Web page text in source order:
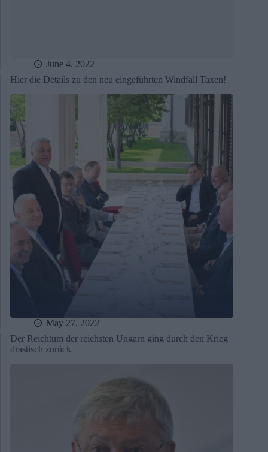
June 4, 2022
Hier die Details zu den neu eingeführten Windfall Taxen!
May 27, 2022
Der Reichtum der reichsten Ungarn ging durch den Krieg
drastisch zurück